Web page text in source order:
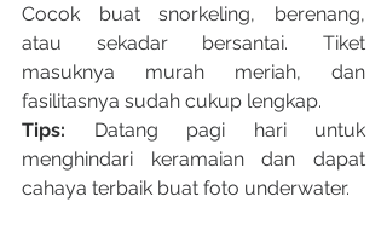
Cocok buat snorkeling, berenang,
atau sekadar bersantai. Tiket
masuknya murah meriah, dan
fasilitasnya sudah cukup lengkap.
Tips: Datang pagi hari untuk
menghindari keramaian dan dapat
cahaya terbaik buat foto underwater.